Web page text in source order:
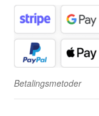
Betalingsmetoder